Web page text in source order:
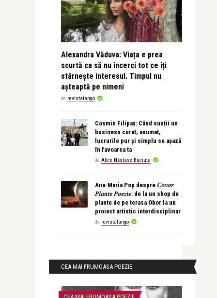
Alexandra Văduva: Viața e prea
scurtă ca să nu încerci tot ce îți
stârnește interesul. Timpul nu
așteaptă pe nimeni
de revistatango
Cosmin Filipaș: Când susții un
business curat, asumat,
lucrurile pur și simplu se așază
în favoarea ta
de Alice Năstase Buciuta
Ana-Maria Pop despre 𝐶𝑜𝑣𝑜𝑟
𝑃𝑙𝑎𝑛𝑡𝑒 𝑃𝑜𝑒𝑧𝑖𝑒: de la un shop de
plante de pe terasa Obor la un
proiect artistic interdisciplinar
de revistatango
CEA MAI FRUMOASA POEZIE